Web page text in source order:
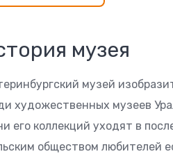
музея
музей
художественных музеев
его коллекций уходят в
обществом любителей